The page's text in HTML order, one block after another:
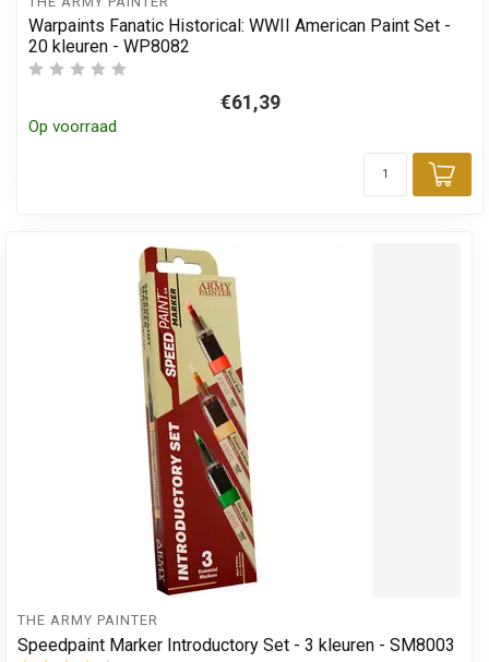
Warpaints Fanatic Historical: WWII American Paint Set -
20 kleuren - WP8082
€61,39
Op voorraad
THE ARMY PAINTER
Speedpaint Marker Introductory Set - 3 kleuren - SM8003